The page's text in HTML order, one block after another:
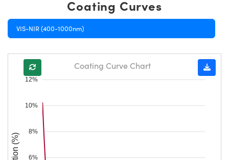
Coating Curves
VIS-NIR (400-1000nm)
6%
8%
10%
12%
Coating Curve Chart